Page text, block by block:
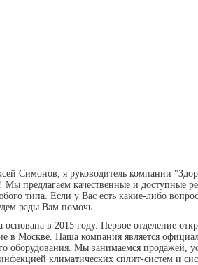
Симонов, я руководитель компании
Мы предлагаем качественные и доступные
типа. Если у Вас есть какие-либо
рады Вам помочь.
в 2015 году. Первое отделение
в Москве. Наша компания является
оборудования. Мы занимаемся продажей,
климатических сплит-систем и